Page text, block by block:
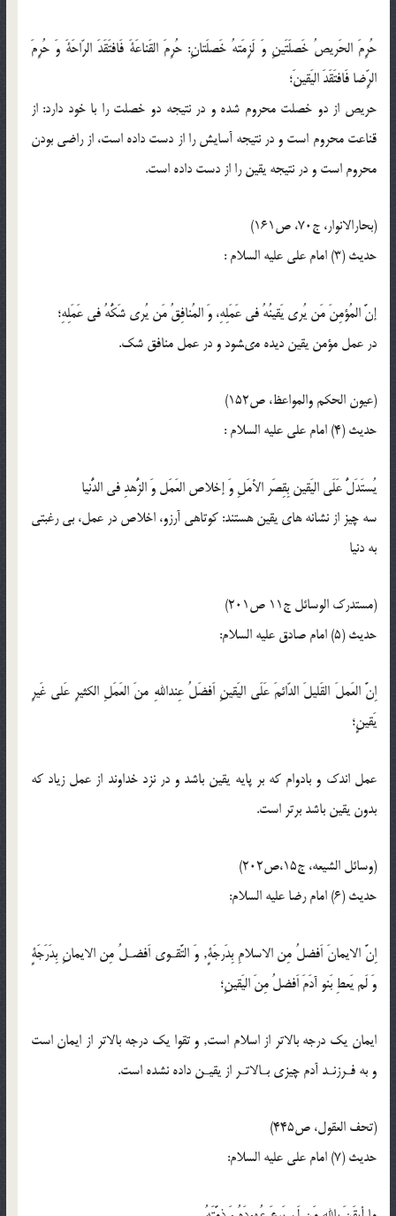
حُرِمَ الحَريصُ خَصلَتَينِ وَ لَزِمَتهُ خَصلَتانِ: حُرِمَ القَناعَةَ فَافتَقَدَ الرّاحَةَ وَ حُرِمَ
الرِّضا فَافتَقَدَ اليَقينَ؛
حريص از دو خصلت محروم شده و در نتيجه دو خصلت را با خود دارد: از
قناعت محروم است و در نتيجه آسايش را از دست داده است، از راضى بودن
محروم است و در نتيجه يقين را از دست داده است.
(بحارالانوار، ج70، ص161)
حدیث (3) امام على عليه ‏السلام :
إنَّ المُؤمِنَ مَن يُرى يَقينُهُ في عَمَلِهِ، وَ المُنافِقُ مَن يُرى شَكُّهُ في عَمَلِهِ؛
در عمل مؤمن يقين ديده مى‏شود و در عمل منافق شك.
(عیون الحکم والمواعظ، ص152)
حدیث (4) امام على عليه ‏السلام :
یُستَدَلُّ عَلَی الیَقین بِقِصَر الأمَلِ وَ إخلاص العَمَل وَ الزُّهدِ فی الدُّنیا
سه چیز از نشانه های یقین هستند: کوتاهی آرزو، اخلاص در عمل، بی رغبتی
به دنیا
(مستدرک الوسائل ج11 ص201)
حدیث (5) امام صادق علیه السلام:
اِنَّ العَملَ القَلیلَ الدّائمَ عَلَی الیَقینِ اَفضَلُ عِنداللهِ منَ العَمَلِ الکثیرِ عَلی غَیرِ
یَقینٍ؛
عمل اندک و بادوام که بر پایه یقین باشد و در نزد خداوند از عمل زیاد که
بدون یقین باشد برتر است.
(وسائل الشیعه، ‌ج15،ص202)
حدیث (6) امام رضا علیه السلام:
اِنَّ الایمانَ اَفضلُ مِن الاسلامِ بِدَرجَةٍ, وَ التَّقـوى اَفضـلُ مِن الایمانِ بِدَرَجَةٍ
وَ لَم یَعطِ بَنو آدَمَ اَفضلُ مِنَ الیَقینِ؛
ایمان یک درجه بالاتر از اسلام است, و تقوا یک درجه بالاتر از ایمان است
و به فـرزنـد آدم چیزى بـالاتـر از یقیـن داده نشده است.
(تحف العقول، ص445)
حدیث (7) امام علی علیه السلام: